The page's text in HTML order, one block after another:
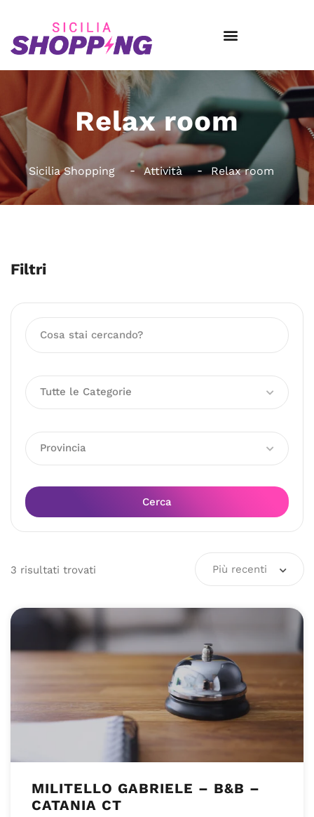
Relax room
Sicilia Shopping Attività Relax room
Filtri
Tutte le Categorie
Provincia
Cerca
3 risultati trovati Più recenti
MILITELLO GABRIELE – B&B –
CATANIA CT